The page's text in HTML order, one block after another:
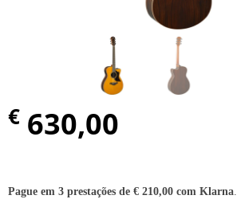
€ 630,00
Pague em 3 prestações de € 210,00 com Klarna.